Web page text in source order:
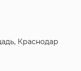
Краснодар